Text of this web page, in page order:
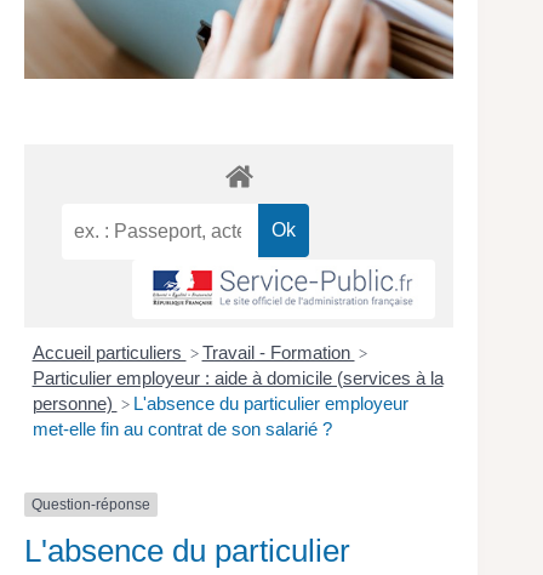
Accueil particuliers > Travail - Formation >
Particulier employeur : aide à domicile (services à la
personne) > L'absence du particulier employeur
met-elle fin au contrat de son salarié ?
Question-réponse
L'absence du particulier